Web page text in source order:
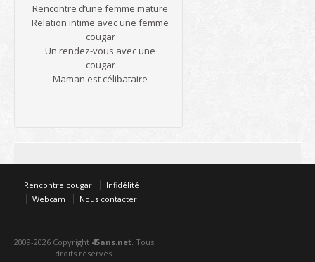
Rencontre d’une femme mature
Relation intime avec une femme
cougar
Un rendez-vous avec une
cougar
Maman est célibataire
Rencontre cougar
Infidélité
Webcam
Nous contacter
2009-2026 Copyright 45ans.net . Tous
droits réservés.